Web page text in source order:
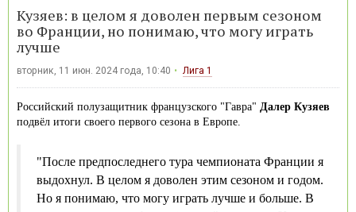
Кузяев: в целом я доволен первым сезоном
во Франции, но понимаю, что могу играть
лучше
вторник, 11 июн. 2024 года, 10:40 Лига 1
Российский полузащитник французского "Гавра" Далер Кузяев
подвёл итоги своего первого сезона в Европе.
"После предпоследнего тура чемпионата Франции я
выдохнул. В целом я доволен этим сезоном и годом.
Но я понимаю, что могу играть лучше и больше. В